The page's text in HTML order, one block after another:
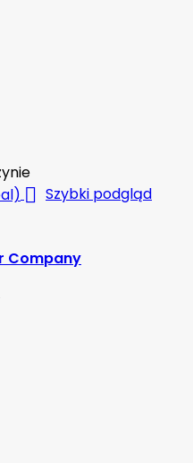
 Szybki podgląd
Company